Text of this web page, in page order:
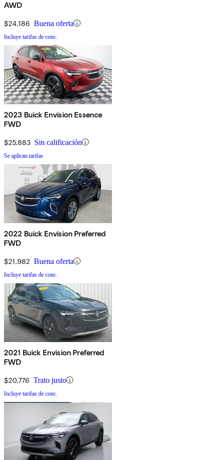
AWD
$24,186 Buena oferta
Incluye tarifas de conc.
2023 Buick Envision Essence
FWD
$25,883 Sin calificación
Se aplican tarifas
2022 Buick Envision Preferred
FWD
$21,982 Buena oferta
Incluye tarifas de conc.
2021 Buick Envision Preferred
FWD
$20,776 Trato justo
Incluye tarifas de conc.